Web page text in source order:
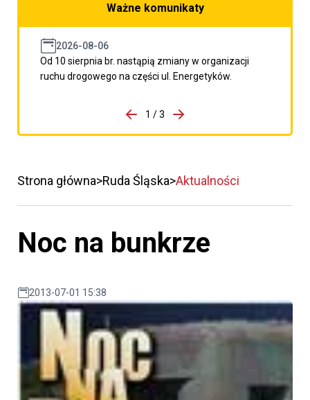
Ważne komunikaty
2026-08-06
Od 10 sierpnia br. nastąpią zmiany w organizacji
ruchu drogowego na części ul. Energetyków.
porzpedniego komunikatu
1 / 3
Przejdź do następnego
Strona główna Ruda Śląska Aktualności
Noc na bunkrze
2013-07-01 15:38